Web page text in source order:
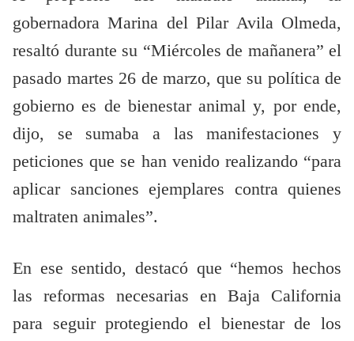
gobernadora Marina del Pilar Avila Olmeda,
resaltó durante su “Miércoles de mañanera” el
pasado martes 26 de marzo, que su política de
gobierno es de bienestar animal y, por ende,
dijo, se sumaba a las manifestaciones y
peticiones que se han venido realizando “para
aplicar sanciones ejemplares contra quienes
maltraten animales”.
En ese sentido, destacó que “hemos hechos
las reformas necesarias en Baja California
para seguir protegiendo el bienestar de los